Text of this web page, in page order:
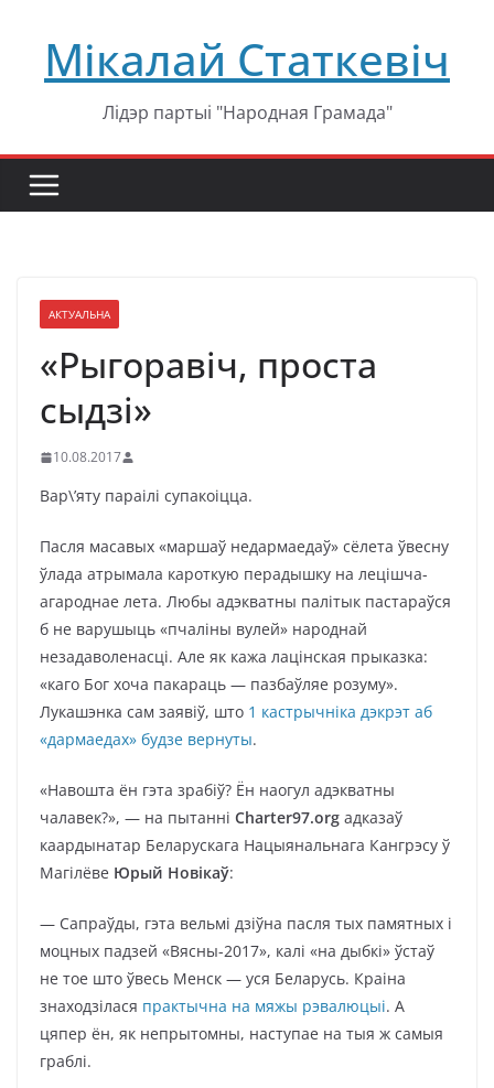
содержимому
Мікалай Статкевіч
Лідэр партыі "Народная Грамада"
АКТУАЛЬНА
«Рыгоравіч, проста
сыдзі»
10.08.2017
Вар\’яту параілі супакоіцца.
Пасля масавых «маршаў недармаедаў» сёлета ўвесну
ўлада атрымала кароткую перадышку на лецішча-
агароднае лета. Любы адэкватны палітык пастараўся
б не варушыць «пчаліны вулей» народнай
незадаволенасці. Але як кажа лацінская прыказка:
«каго Бог хоча пакараць — пазбаўляе розуму».
Лукашэнка сам заявіў, што 1 кастрычніка дэкрэт аб
«дармаедах» будзе вернуты.
«Навошта ён гэта зрабіў? Ён наогул адэкватны
чалавек?», — на пытанні Charter97.org адказаў
каардынатар Беларускага Нацыянальнага Кангрэсу ў
Магілёве Юрый Новікаў:
— Сапраўды, гэта вельмі дзіўна пасля тых памятных і
моцных падзей «Вясны-2017», калі «на дыбкі» ўстаў
не тое што ўвесь Менск — уся Беларусь. Краіна
знаходзілася практычна на мяжы рэвалюцыі. А
цяпер ён, як непрытомны, наступае на тыя ж самыя
граблі.